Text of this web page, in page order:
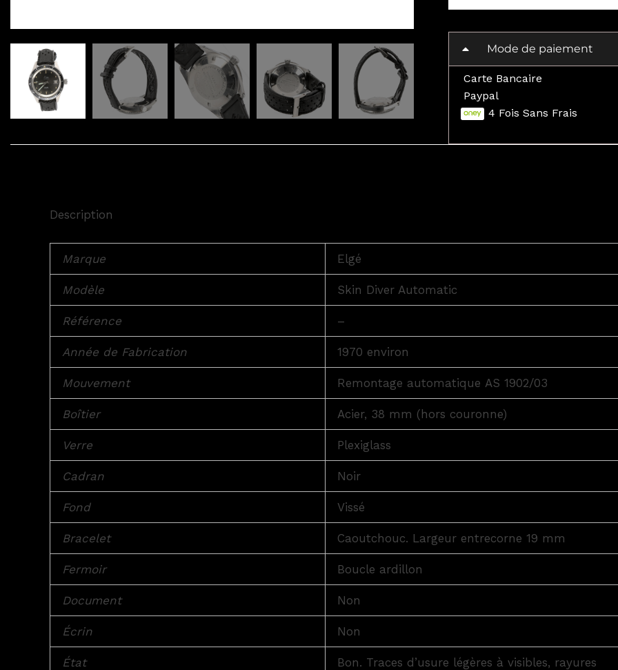
Mode de paiement
Carte Bancaire
Paypal
4 Fois Sans Frais
Description
Marque Elgé
Modèle Skin Diver Automatic
Référence –
Année de Fabrication 1970 environ
Mouvement Remontage automatique AS 1902/03
Boîtier Acier, 38 mm (hors couronne)
Verre Plexiglass
Cadran Noir
Fond Vissé
Bracelet Caoutchouc. Largeur entrecorne 19 mm
Fermoir Boucle ardillon
Document Non
Écrin Non
État Bon. Traces d’usure légères à visibles, rayures